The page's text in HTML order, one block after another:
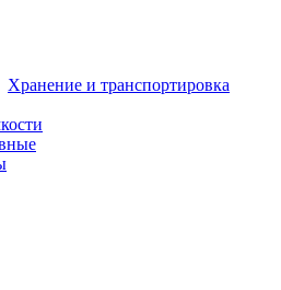
Хранение и транспортировка